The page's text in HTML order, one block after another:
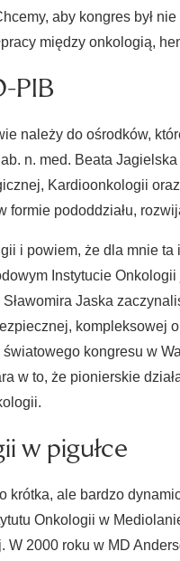
aby kongres był
między onkologią,
PIB
należy do ośrodków,
n. med. Beata
Kardioonkologii
pododdziału,
i powiem, że dla mnie
Instytucie
Jaska
kompleksowej
kongresu w
w to, że pionierskie
w pigułce
krótka, ale bardzo
Onkologii w
W 2000 roku w MD